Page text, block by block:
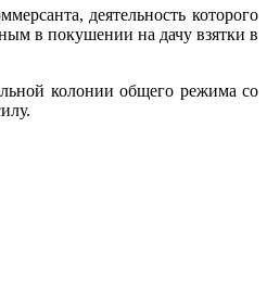
деятельность которого
в покушении на дачу взятки в
колонии общего режима со